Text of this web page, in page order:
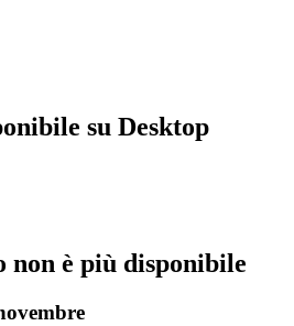
su Desktop
non è più disponibile